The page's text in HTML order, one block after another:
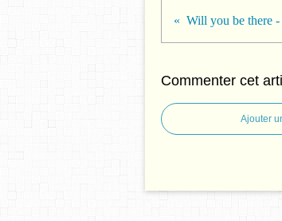
Will you be there
Commenter cet
Ajouter